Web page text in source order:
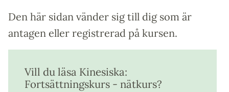
Den här sidan vänder sig till dig som är
antagen eller registrerad på kursen.
Vill du läsa Kinesiska:
Fortsättningskurs - nätkurs?